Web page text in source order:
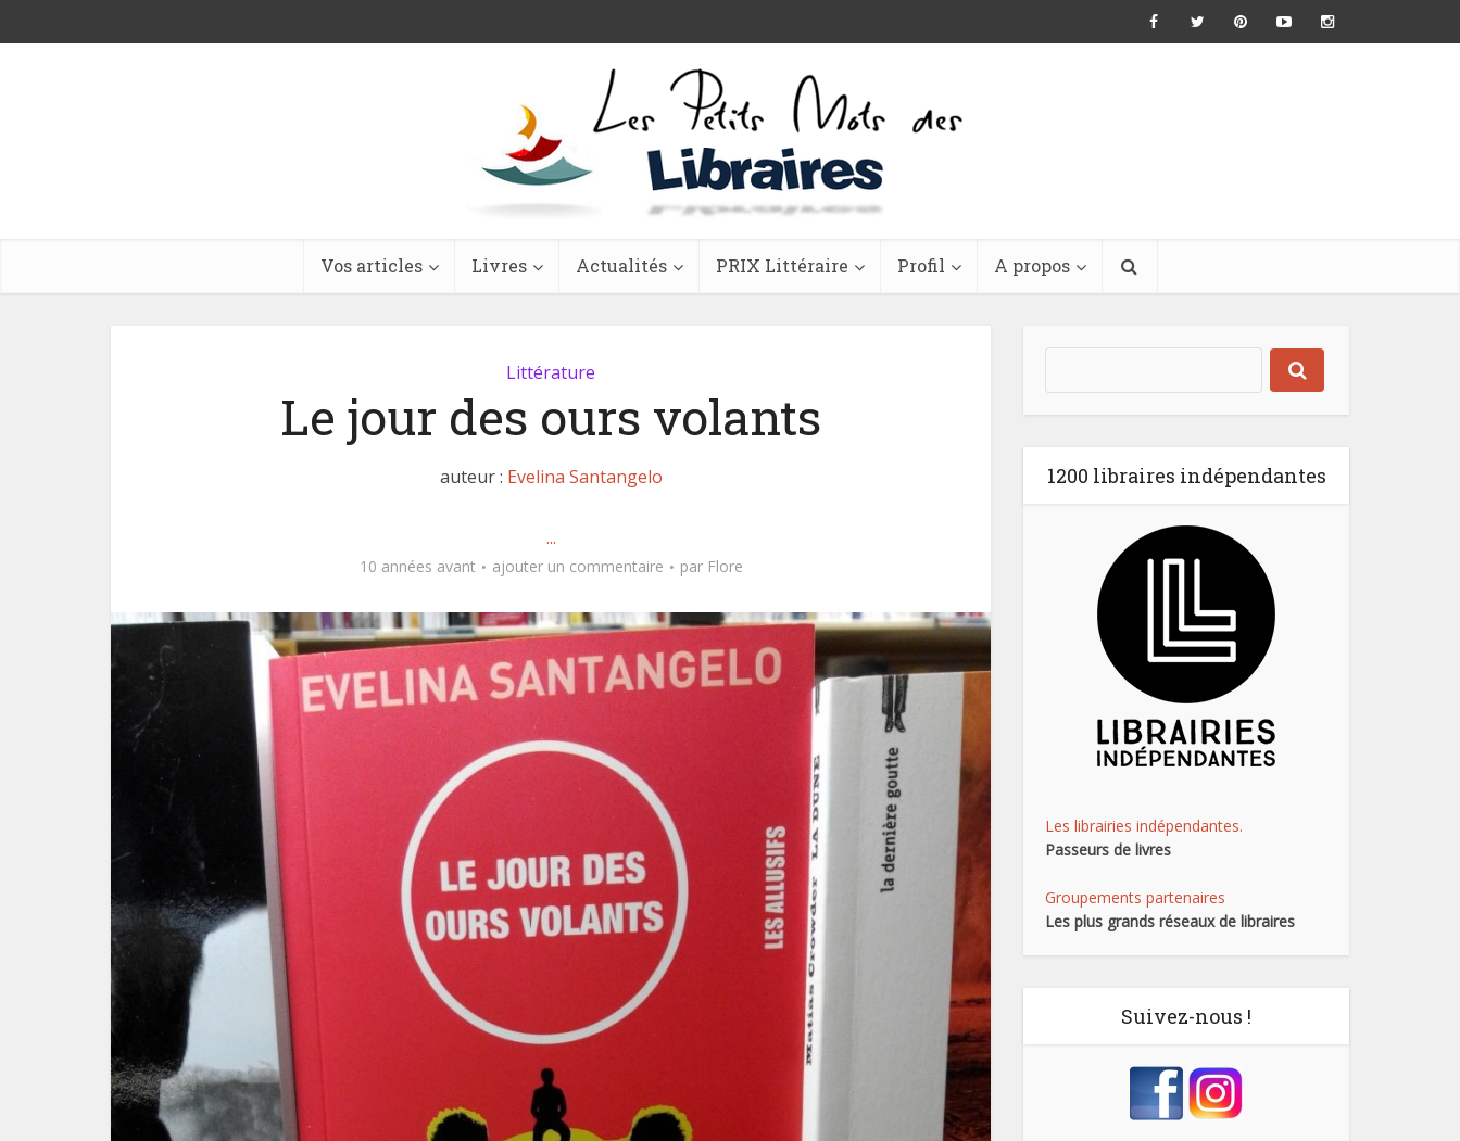
Vos articles Livres Actualités PRIX Littéraire Profil A propos
Littérature
Le jour des ours volants
auteur : Evelina Santangelo
...
10 années avant ajouter un commentaire par Flore
1200 libraires indépendantes
Les librairies indépendantes.
Passeurs de livres
Groupements partenaires
Les plus grands réseaux de libraires
Suivez-nous !